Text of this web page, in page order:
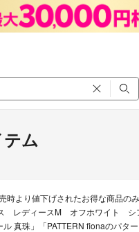
ム
時より値下げされたお得な商品
レディースM オフホワイト
真珠」「PATTERN fionaのパタ